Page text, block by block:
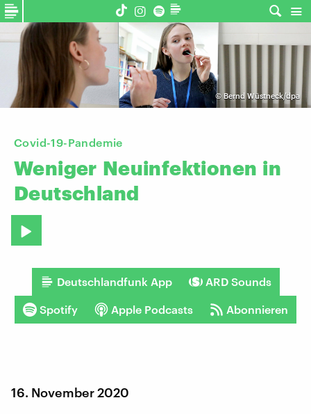
© Bernd Wüstneck/dpa
Covid-19-Pandemie
Weniger Neuinfektionen in
Deutschland
Deutschlandfunk App ARD Sounds
Spotify Apple Podcasts Abonnieren
16. November 2020